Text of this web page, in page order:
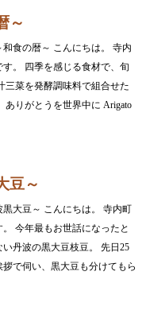
～
食の暦～ こんにちは。 寺内
。 四季を感じる食材で、旬
三菜を発酵調味料で組合せた
ありがとうを世界中に Arigato
豆～
大豆～ こんにちは。 寺内町
今年最もお世話になったと
丹波の黒大豆枝豆。 先日25
で伺い、黒大豆も分けてもら